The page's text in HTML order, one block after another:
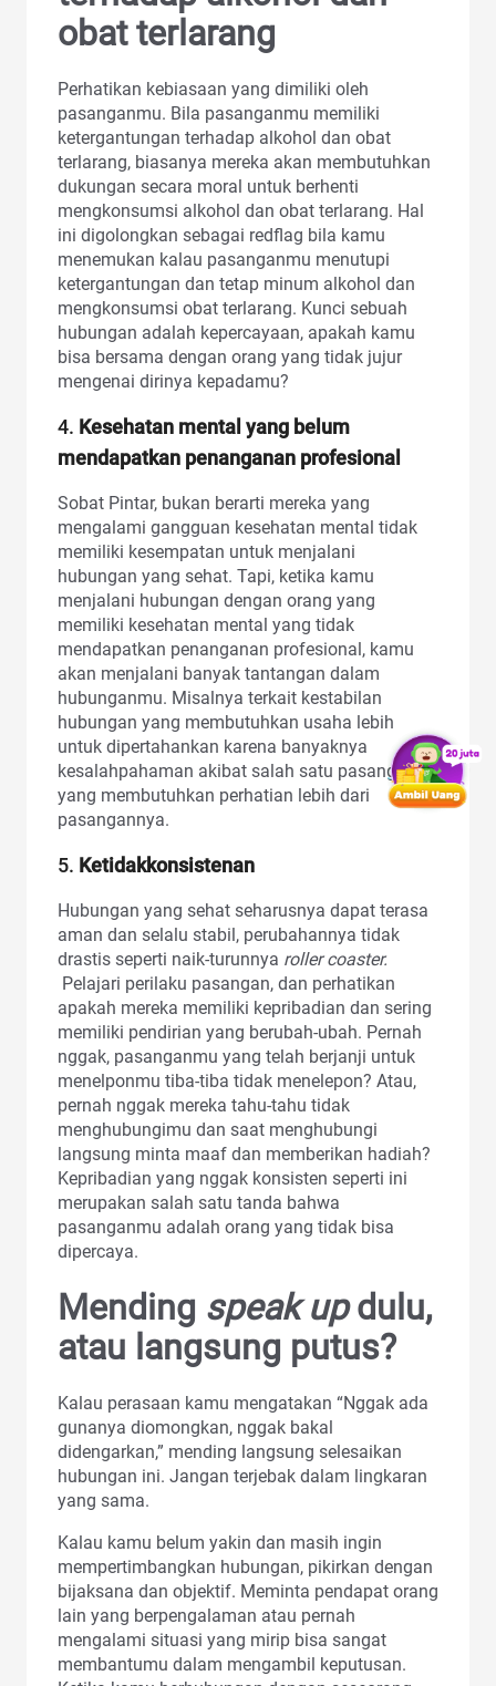
obat terlarang
Perhatikan kebiasaan yang dimiliki oleh
pasanganmu. Bila pasanganmu memiliki
ketergantungan terhadap alkohol dan obat
terlarang, biasanya mereka akan membutuhkan
dukungan secara moral untuk berhenti
mengkonsumsi alkohol dan obat terlarang. Hal
ini digolongkan sebagai redflag bila kamu
menemukan kalau pasanganmu menutupi
ketergantungan dan tetap minum alkohol dan
mengkonsumsi obat terlarang. Kunci sebuah
hubungan adalah kepercayaan, apakah kamu
bisa bersama dengan orang yang tidak jujur
mengenai dirinya kepadamu?
4. Kesehatan mental yang belum
mendapatkan penanganan profesional
Sobat Pintar, bukan berarti mereka yang
mengalami gangguan kesehatan mental tidak
memiliki kesempatan untuk menjalani
hubungan yang sehat. Tapi, ketika kamu
menjalani hubungan dengan orang yang
memiliki kesehatan mental yang tidak
mendapatkan penanganan profesional, kamu
akan menjalani banyak tantangan dalam
hubunganmu. Misalnya terkait kestabilan
hubungan yang membutuhkan usaha lebih
untuk dipertahankan karena banyaknya
kesalahpahaman akibat salah satu pasangan
yang membutuhkan perhatian lebih dari
pasangannya.
5. Ketidakkonsistenan
Hubungan yang sehat seharusnya dapat terasa
aman dan selalu stabil, perubahannya tidak
drastis seperti naik-turunnya roller coaster.
Pelajari perilaku pasangan, dan perhatikan
apakah mereka memiliki kepribadian dan sering
memiliki pendirian yang berubah-ubah. Pernah
nggak, pasanganmu yang telah berjanji untuk
menelponmu tiba-tiba tidak menelepon? Atau,
pernah nggak mereka tahu-tahu tidak
menghubungimu dan saat menghubungi
langsung minta maaf dan memberikan hadiah?
Kepribadian yang nggak konsisten seperti ini
merupakan salah satu tanda bahwa
pasanganmu adalah orang yang tidak bisa
dipercaya.
Mending speak updulu,
atau langsung putus?
Kalau perasaan kamu mengatakan “Nggak ada
gunanya diomongkan, nggak bakal
didengarkan,” mending langsung selesaikan
hubungan ini. Jangan terjebak dalam lingkaran
yang sama.
Kalau kamu belum yakin dan masih ingin
mempertimbangkan hubungan, pikirkan dengan
bijaksana dan objektif. Meminta pendapat orang
lain yang berpengalaman atau pernah
mengalami situasi yang mirip bisa sangat
membantumu dalam mengambil keputusan.